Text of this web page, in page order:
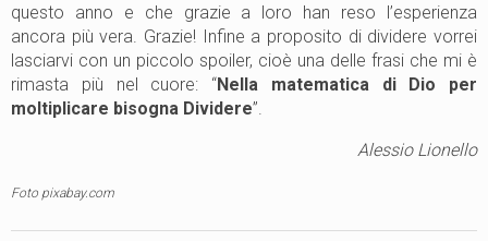
questo anno e che grazie a loro han reso l’esperienza
ancora più vera. Grazie! Infine a proposito di dividere vorrei
lasciarvi con un piccolo spoiler, cioè una delle frasi che mi è
rimasta più nel cuore: “Nella matematica di Dio per
moltiplicare bisogna Dividere”.
Alessio Lionello
Foto pixabay.com